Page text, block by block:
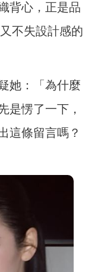
背心，正是品
不失設計感的
她：「為什麼
是愣了一下，
這條留言嗎？